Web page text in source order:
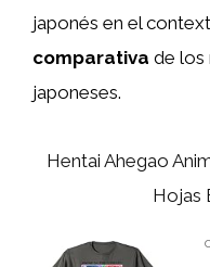
japonés en el
comparativa de los
japoneses.
Hentai Ahegao
Hojas